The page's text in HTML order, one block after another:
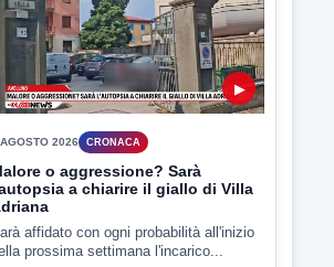
2026 CRONACA
Valentino,21enne indagato:
duplice omicidio stradale
mortale a Ponte Valentino,
il 21enne alla guida...